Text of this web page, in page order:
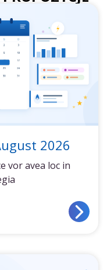
2026
vor avea loc in